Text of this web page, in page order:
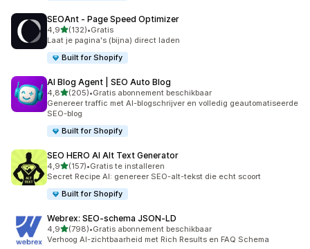
SEOAnt ‑ Page Speed Optimizer
4,9van 5 sterren
(132)
132 recensies in totaal
•Gratis
Laat je pagina's (bijna) direct laden
Built for Shopify
AI Blog Agent | SEO Auto Blog
4,8van 5 sterren
(205)
205 recensies in totaal
•Gratis abonnement beschikbaar
Genereer traffic met AI-blogschrijver en volledig geautomatiseerde
SEO-blog
Built for Shopify
SEO HERO AI Alt Text Generator
4,9van 5 sterren
(157)
157 recensies in totaal
•Gratis te installeren
Secret Recipe AI: genereer SEO-alt-tekst die echt scoort
Built for Shopify
Webrex: SEO‑schema JSON‑LD
4,9van 5 sterren
(798)
798 recensies in totaal
•Gratis abonnement beschikbaar
Verhoog AI-zichtbaarheid met Rich Results en FAQ Schema